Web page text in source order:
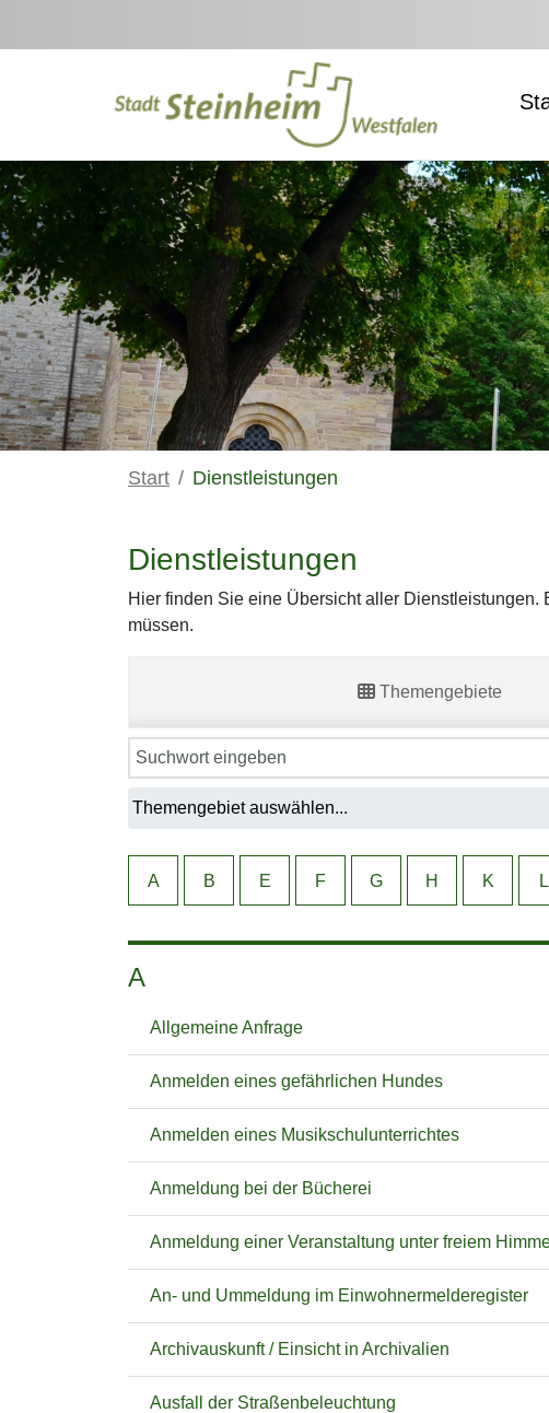
Start Dienstleistungen
Dienstleistungen
Hier finden Sie eine Übersicht aller
müssen.
Themengebiete
A B E F G H K L
A
Allgemeine Anfrage
Anmelden eines gefährlichen Hundes
Anmelden eines Musikschulunterrichtes
Anmeldung bei der Bücherei
Anmeldung einer Veranstaltung unter freiem
An- und Ummeldung im Einwohnermelderegister
Archivauskunft / Einsicht in Archivalien
Ausfall der Straßenbeleuchtung